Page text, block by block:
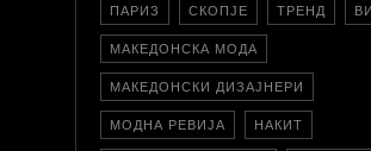
ПАРИЗ СКОПЈЕ ТРЕНД
МАКЕДОНСКА МОДА
МАКЕДОНСКИ ДИЗАЈНЕРИ
МОДНА РЕВИЈА НАКИТ